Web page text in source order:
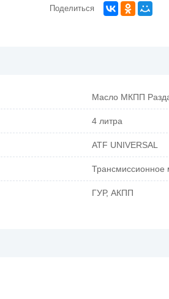
Поделиться
Масло МКПП
4 литра
ATF UNIVERSAL
Трансмиссионное
ГУР, АКПП